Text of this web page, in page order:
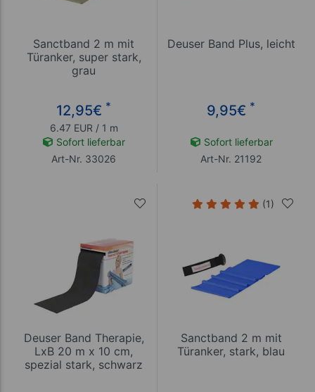
Sanctband 2 m mit
Türanker, super stark,
grau
12,95€ *
6.47 EUR / 1 m
Sofort lieferbar
Art-Nr. 33026
Deuser Band Plus, leicht
9,95€ *
Sofort lieferbar
Art-Nr. 21192
Deuser Band Therapie,
LxB 20 m x 10 cm,
spezial stark, schwarz
(1)
Sanctband 2 m mit
Türanker, stark, blau